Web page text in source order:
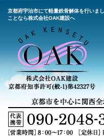
京都府宇治市にて軽量鉄骨解体を行いま
ことなら株式会社OAK建設へ